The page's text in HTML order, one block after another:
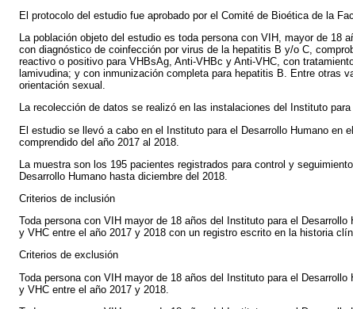
El protocolo del estudio fue aprobado por el Comité de Bioética de la
La población objeto del estudio es toda persona con VIH, mayor de 18
con diagnóstico de coinfección por virus de la hepatitis B y/o C,
reactivo o positivo para VHBsAg, Anti-VHBc y Anti-VHC, con
lamivudina; y con inmunización completa para hepatitis B. Entre otras
orientación sexual.
La recolección de datos se realizó en las instalaciones del Instituto
El estudio se llevó a cabo en el Instituto para el Desarrollo Humano en
comprendido del año 2017 al 2018.
La muestra son los 195 pacientes registrados para control y
Desarrollo Humano hasta diciembre del 2018.
Criterios de inclusión
Toda persona con VIH mayor de 18 años del Instituto para el
y VHC entre el año 2017 y 2018 con un registro escrito en la historia
Criterios de exclusión
Toda persona con VIH mayor de 18 años del Instituto para el
y VHC entre el año 2017 y 2018.